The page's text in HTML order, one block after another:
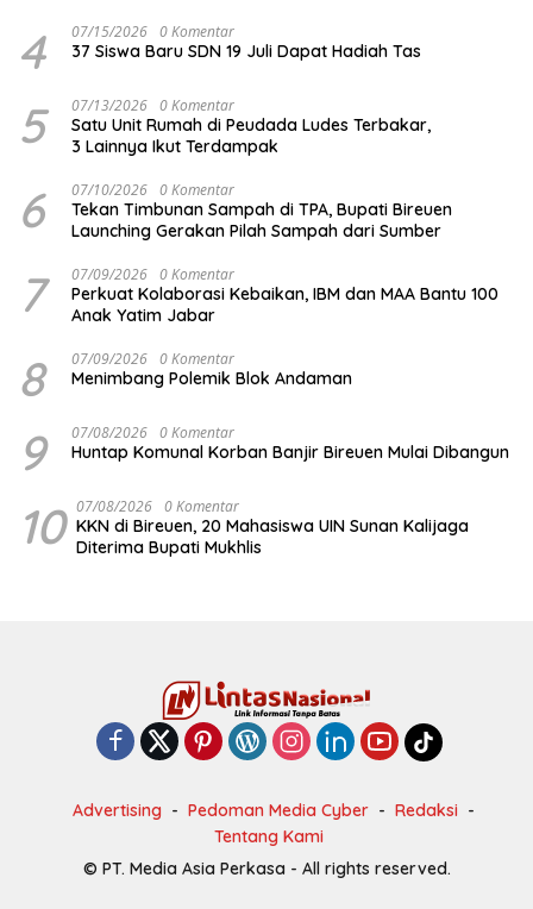
4 07/15/2026 0 Komentar
37 Siswa Baru SDN 19 Juli Dapat Hadiah Tas
5 07/13/2026 0 Komentar
Satu Unit Rumah di Peudada Ludes Terbakar,
3 Lainnya Ikut Terdampak
6 07/10/2026 0 Komentar
Tekan Timbunan Sampah di TPA, Bupati Bireuen
Launching Gerakan Pilah Sampah dari Sumber
7 07/09/2026 0 Komentar
Perkuat Kolaborasi Kebaikan, IBM dan MAA Bantu 100
Anak Yatim Jabar
8 07/09/2026 0 Komentar
Menimbang Polemik Blok Andaman
9 07/08/2026 0 Komentar
Huntap Komunal Korban Banjir Bireuen Mulai Dibangun
10 07/08/2026 0 Komentar
KKN di Bireuen, 20 Mahasiswa UIN Sunan Kalijaga
Advertising Pedoman Media Cyber
Redaksi
Tentang Kami
© PT. Media Asia Perkasa - All rights reserved.